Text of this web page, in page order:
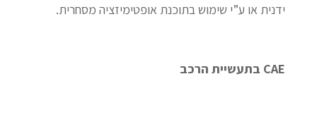
ידנית או ע”י שימוש בתוכנת אופטימיזציה מסחרית.
CAE בתעשיית הרכב